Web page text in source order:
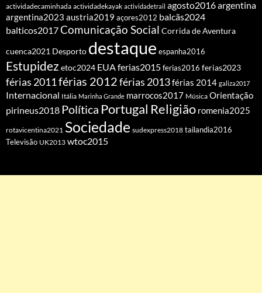
actividadecaminhada actividadekayak actividadetrail agosto2016argentina
argentina2023 austria2019 açores2012 balcãs2024
balticos2017Comunicação Social Corrida de Aventura
cuenca2021 Desporto destaque espanha2016
Estupidez etoc2024 EUAferias2015ferias2016 ferias2023
férias 2011férias 2012férias 2013férias 2014 galiza2017
Internacional Itália Marinha Grande marrocos2017 Música Orientação
pirineus2018 Política Portugal Religião romenia2025
rotavicentina2021 Sociedade sudexpress2018 tailandia2016
Televisão UK2013 wtoc2015